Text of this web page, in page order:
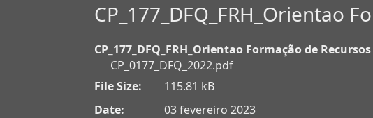
CP_177_DFQ_FRH_Orientao
CP_177_DFQ_FRH_Orientao Formação de
CP_0177_DFQ_2022.pdf
File Size:
115.81 kB
Date:
03 fevereiro 2023